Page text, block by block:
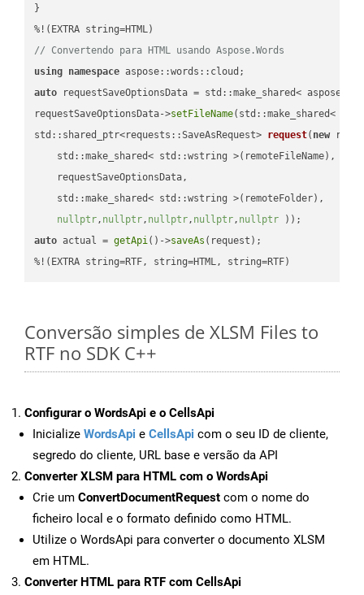
}
// Convertendo para HTML usando Aspose.Words
using namespace
auto requestSaveOptionsData = std::make_shared<
requestSaveOptionsData->setFileName(std::make_shared<
std::shared_ptr<requests::SaveAsRequest> request( new
    std::make_shared< std::wstring >(remoteFileName),
    requestSaveOptionsData,
    std::make_shared< std::wstring >(remoteFolder),
nullptr, nullptr, nullptr, nullptr, nullptr ))
auto actual = getApi()->saveAs (request);
%!(EXTRA string=RTF, string=HTML, string=RTF)
Conversão simples de XLSM Files to
RTF no SDK C++
Configurar o WordsApi e o CellsApi
Inicialize WordsApi e CellsApi com o seu ID de cliente,
segredo do cliente, URL base e versão da API
Converter XLSM para HTML com o WordsApi
Crie um ConvertDocumentRequest com o nome do
ficheiro local e o formato definido como HTML.
Utilize o WordsApi para converter o documento XLSM
em HTML.
Converter HTML para RTF com CellsApi